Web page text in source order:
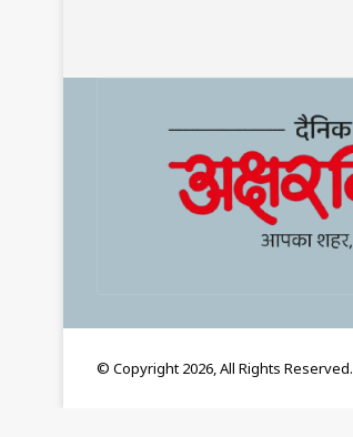
© Copyright 2026, All Rights Reserved.